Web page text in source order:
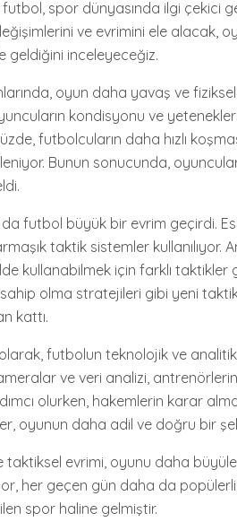
spor dünyasında ilgi çekici
ve evrimini ele alacak,
geldiğini inceleyeceğiz.
oyun daha yavaş ve
kondisyonu ve
futbolcuların daha hızlı
Bunun sonucunda,
futbol büyük bir evrim geçirdi.
taktik sistemler kullanılıyor.
kullanabilmek için farklı taktikler
olma stratejileri gibi yeni
kattı.
futbolun teknolojik ve
ve veri analizi,
olurken, hakemlerin karar
oyunun daha adil ve doğru bir
taktiksel evrimi, oyunu daha
her geçen gün daha da
spor haline gelmiştir.